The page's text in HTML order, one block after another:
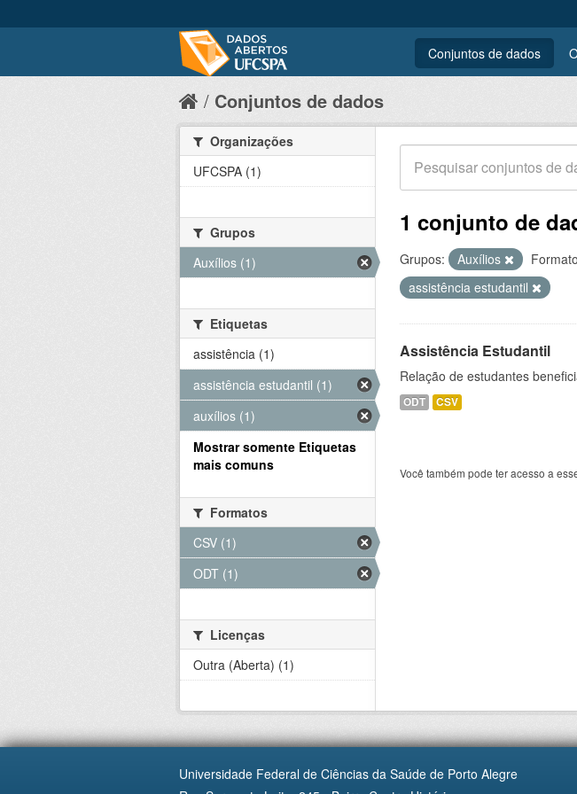
Conjuntos de dados
Conjuntos de dados
1 conjunto de
Grupos: Auxílios
assistência estudantil
Assistência Estudantil
Relação de estudantes
ODT CSV
Você também pode ter acesso a
Organizações
UFCSPA (1)
Grupos
Auxílios (1)
Etiquetas
assistência (1)
assistência estudantil (1)
auxílios (1)
Mostrar somente Etiquetas
mais comuns
Formatos
CSV (1)
ODT (1)
Licenças
Outra (Aberta) (1)
Universidade Federal de Ciências da Saúde de Porto Alegre